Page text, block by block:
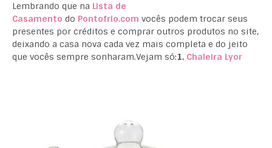
Lembrando que na Lista de
Casamento do Pontofrio.com vocês podem trocar seus
presentes por créditos e comprar outros produtos no site,
deixando a casa nova cada vez mais completa e do jeito
que vocês sempre sonharam.Vejam só:1. Chaleira Lyor